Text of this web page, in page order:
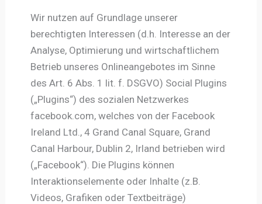
Wir nutzen auf Grundlage unserer
berechtigten Interessen (d.h. Interesse an der
Analyse, Optimierung und wirtschaftlichem
Betrieb unseres Onlineangebotes im Sinne
des Art. 6 Abs. 1 lit. f. DSGVO) Social Plugins
(„Plugins“) des sozialen Netzwerkes
facebook.com, welches von der Facebook
Ireland Ltd., 4 Grand Canal Square, Grand
Canal Harbour, Dublin 2, Irland betrieben wird
(„Facebook“). Die Plugins können
Interaktionselemente oder Inhalte (z.B.
Videos, Grafiken oder Textbeiträge)